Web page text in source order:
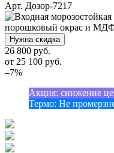
Арт. Дозор-7217
Нужна скидка
26 800 руб.
от 25 100 руб.
–7%
Акция: снижение
Термо: Не